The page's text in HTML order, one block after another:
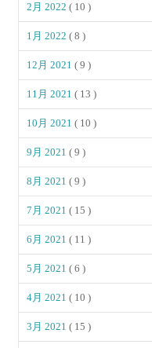
2月 2022( 10 )
1月 2022( 8 )
12月 2021( 9 )
11月 2021( 13 )
10月 2021( 10 )
9月 2021( 9 )
8月 2021( 9 )
7月 2021( 15 )
6月 2021( 11 )
5月 2021( 6 )
4月 2021( 10 )
3月 2021( 15 )